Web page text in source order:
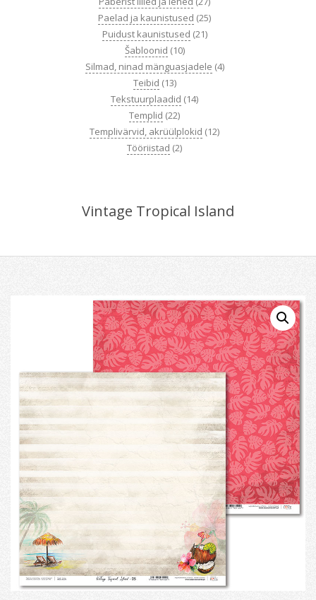
Paelad ja kaunistused (25)
Puidust kaunistused (21)
Šabloonid (10)
Silmad, ninad mänguasjadele (4)
Teibid (13)
Tekstuurplaadid (14)
Templid (22)
Templivärvid, akrüülplokid (12)
Tööriistad (2)
Vintage Tropical Island